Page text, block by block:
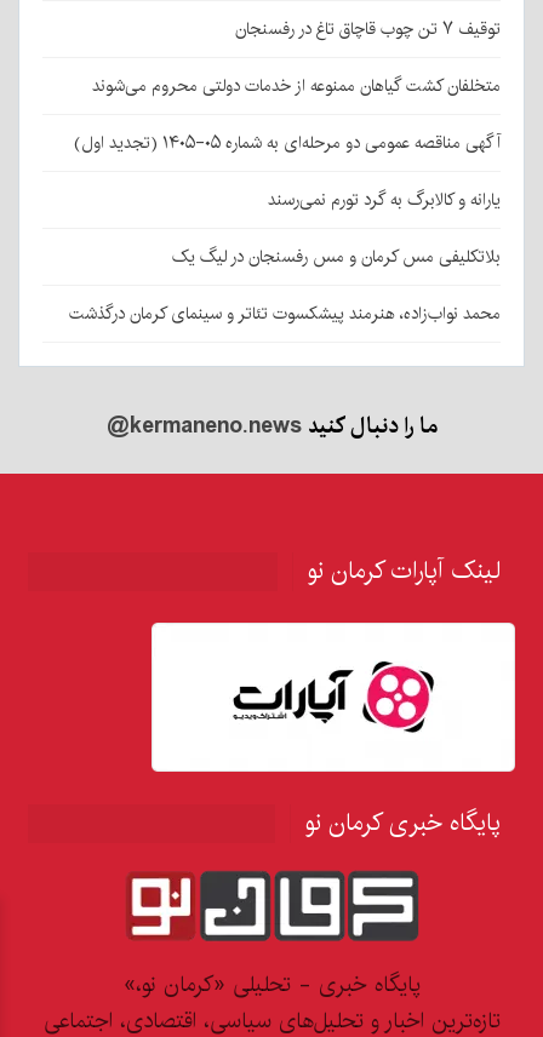
توقیف ۷ تن چوب قاچاق تاغ در رفسنجان
متخلفان کشت گیاهان ممنوعه از خدمات دولتی محروم می‌شوند
آگهی مناقصه عمومی دو مرحله‌ای به شماره ۰۵-۱۴۰۵ (تجدید اول)
یارانه و کالابرگ به گرد تورم نمی‌رسند
بلاتکلیفی مس کرمان و مس رفسنجان در لیگ یک
محمد نواب‌زاده، هنرمند پیشکسوت تئاتر و سینمای کرمان درگذشت
ما را دنبال کنید@kermaneno.news
لینک آپارات کرمان نو
پایگاه خبری کرمان نو
پایگاه خبری - تحلیلی «کرمان نو،»
تازه‌ترین اخبار و تحلیل‌های سیاسی، اقتصادی، اجتماعی